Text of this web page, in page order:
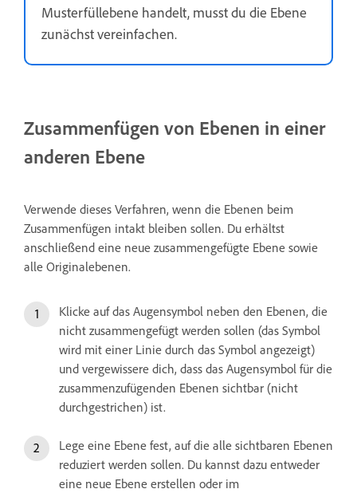
Musterfüllebene handelt, musst du die Ebene
zunächst vereinfachen.
Zusammenfügen von Ebenen in einer
anderen Ebene
Verwende dieses Verfahren, wenn die Ebenen beim
Zusammenfügen intakt bleiben sollen. Du erhältst
anschließend eine neue zusammengefügte Ebene sowie
alle Originalebenen.
Klicke auf das Augensymbol neben den Ebenen, die
nicht zusammengefügt werden sollen (das Symbol
wird mit einer Linie durch das Symbol angezeigt)
und vergewissere dich, dass das Augensymbol für die
zusammenzufügenden Ebenen sichtbar (nicht
durchgestrichen) ist.
Lege eine Ebene fest, auf die alle sichtbaren Ebenen
reduziert werden sollen. Du kannst dazu entweder
eine neue Ebene erstellen oder im